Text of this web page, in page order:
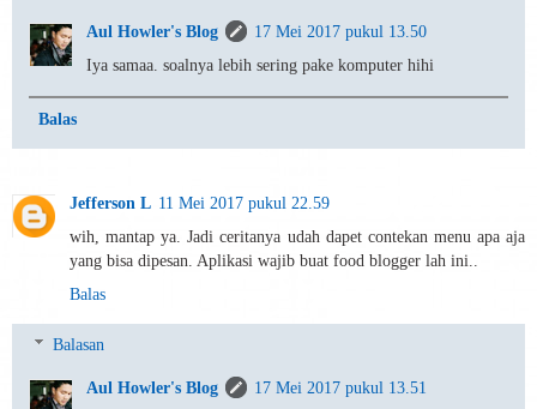
Aul Howler's Blog
17 Mei 2017 pukul 13.50
Iya samaa. soalnya lebih sering pake komputer hihi
Balas
Jefferson L 11 Mei 2017 pukul 22.59
wih, mantap ya. Jadi ceritanya udah dapet contekan menu apa aja
yang bisa dipesan. Aplikasi wajib buat food blogger lah ini..
Balas
Balasan
Aul Howler's Blog
17 Mei 2017 pukul 13.51